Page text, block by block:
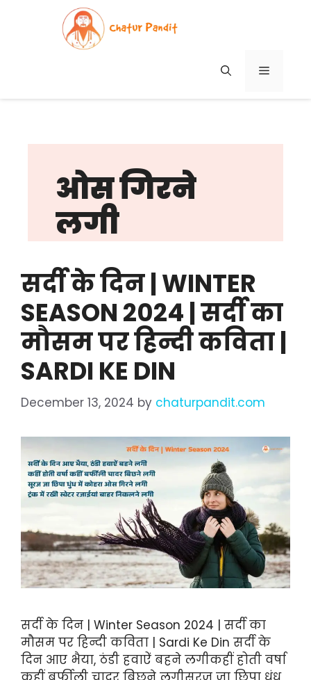
MENU
ओस गिरने
लगी
सर्दी के दिन | WINTER
SEASON 2024 | सर्दी का
मौसम पर हिन्दी कविता |
SARDI KE DIN
December 13, 2024 by chaturpandit.com
सर्दी के दिन | Winter Season 2024 | सर्दी का
मौसम पर हिन्दी कविता | Sardi Ke Din सर्दी के
दिन आए भैया, ठंडी हवाऐं बहने लगीकहीं होती वर्षा